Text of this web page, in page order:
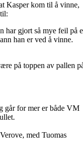
Kasper kom til å vinne,
har gjort så mye feil på
han er ved å vinne.
på toppen av pallen
går for mer er både VM
med Tuomas